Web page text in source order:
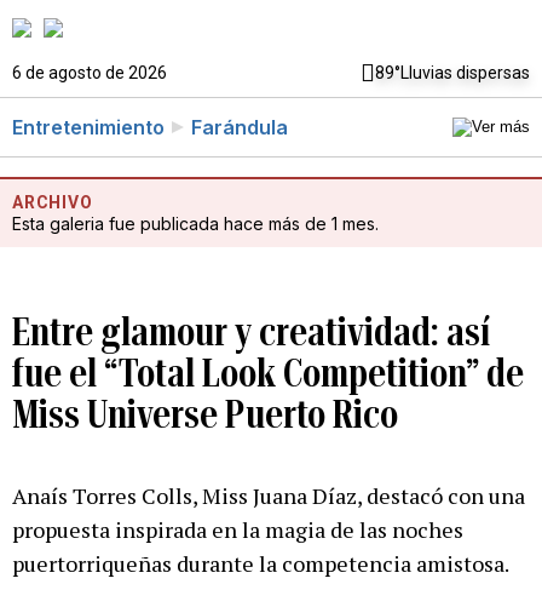
6 de agosto de 2026 89°Lluvias dispersas
Entretenimiento Farándula
ARCHIVO
Esta galeria fue publicada hace más de 1 mes.
Entre glamour y creatividad: así
fue el “Total Look Competition” de
Miss Universe Puerto Rico
Anaís Torres Colls, Miss Juana Díaz, destacó con una
propuesta inspirada en la magia de las noches
puertorriqueñas durante la competencia amistosa.